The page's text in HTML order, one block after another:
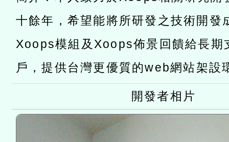
赴陸應申請許可一案
轉知經濟部水利署委託財
研究院辦理「115年表揚
位及節水達人選拔活動」
115年8月22日(星期六)辦
市孔廟祈福系列活動—儒
航」
2026年桃園地景藝術節教
十餘年，希望能將所研發之技術開發
Xoops模組及Xoops佈景回饋給長期
戶，提供台灣更優質的web網站架設
開發者相片